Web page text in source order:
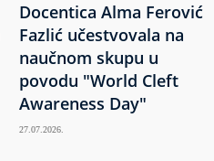
Docentica Alma Ferović
Fazlić učestvovala na
naučnom skupu u
povodu "World Cleft
Awareness Day"
27.07.2026.